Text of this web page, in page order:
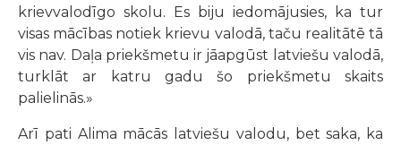
krievvalodīgo skolu. Es biju iedomājusies, ka tur
visas mācības notiek krievu valodā, taču realitātē tā
vis nav. Daļa priekšmetu ir jāapgūst latviešu valodā,
turklāt ar katru gadu šo priekšmetu skaits
palielinās.»
Arī pati Alima mācās latviešu valodu, bet saka, ka